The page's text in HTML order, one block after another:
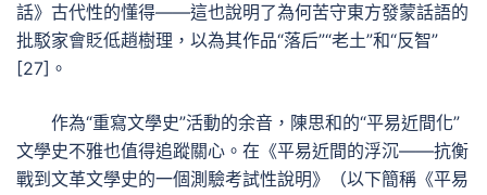
話》古代性的懂得——這也說明了為何苦守東方發蒙話語的
批駁家會貶低趙樹理，以為其作品“落后”“老土”和“反智”
[27]。
作為“重寫文學史”活動的余音，陳思和的“平易近間化”
文學史不雅也值得追蹤關心。在《平易近間的浮沉——抗衡
戰到文革文學史的一個測驗考試性說明》（以下簡稱《平易